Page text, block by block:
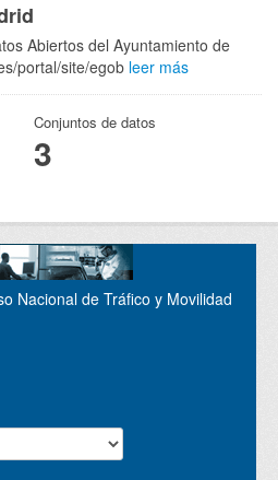
Abiertos del Ayuntamiento de
portal/site/egob leer más
Conjuntos de datos
3
Nacional de Tráfico y Movilidad